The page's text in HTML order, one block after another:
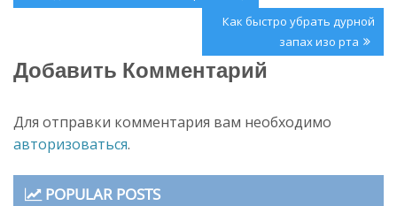
поPost:
Next
Как быстро убрать дурной
запах изо рта
Добавить Комментарий
Для отправки комментария вам необходимо
авторизоваться.
POPULAR POSTS